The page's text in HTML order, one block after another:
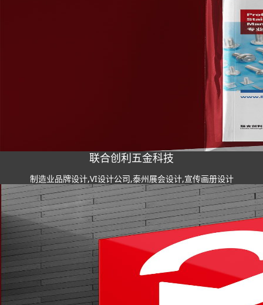
联合创利五金科技
制造业品牌设计,VI设计公司,泰州展会设计,宣传画册设计